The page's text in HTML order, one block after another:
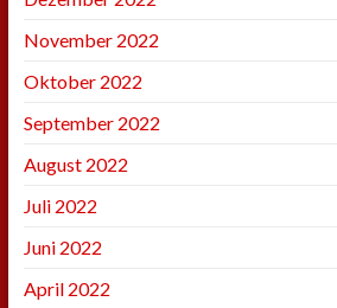
November 2022
Oktober 2022
September 2022
August 2022
Juli 2022
Juni 2022
April 2022